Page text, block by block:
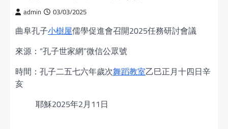
admin 03/03/2025
曲阜孔子小樹屋儒學促進會召開2025任務研討會議
來源：“孔子世家網”微信公眾號
時間：孔子二五七六年歲次舞蹈教室乙巳正月十四日辛
亥
耶穌2025年2月11日